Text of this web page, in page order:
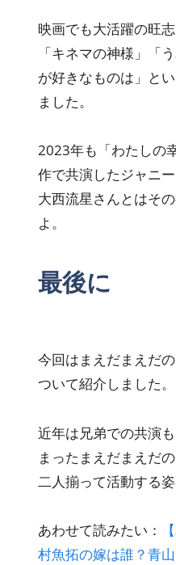
映画でも大活躍の旺
「キネマの神様」「
が好きなものは」と
ました。
2023年も「わたしの
作で共演したジャニ
大西流星さんとはそ
よ。
最後に
今回はまえだまえだ
ついて紹介しました。
近年は兄弟での共演
まったまえだまえだ
二人揃って活動する
あわせて読みたい：
村魚拓の嫁は誰？青